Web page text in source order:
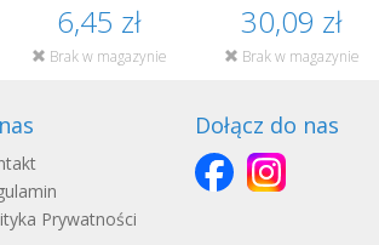
6,45 zł
Brak w magazynie
30,09 zł
Brak w magazynie
Prywatności
Dołącz do nas